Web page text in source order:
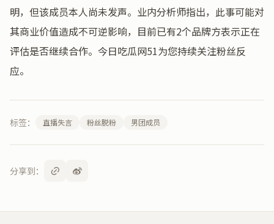
明，但该成员本人尚未发声。业内分析师指出，此事可能对
其商业价值造成不可逆影响，目前已有2个品牌方表示正在
评估是否继续合作。今日吃瓜网51为您持续关注粉丝反
应。
标签： 直播失言 粉丝脱粉 男团成员
分享到：